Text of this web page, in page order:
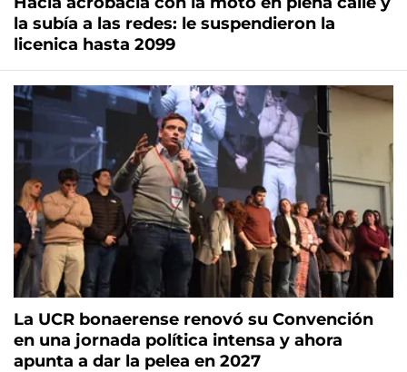
la subía a las redes: le suspendieron la
licenica hasta 2099
La UCR bonaerense renovó su Convención
en una jornada política intensa y ahora
apunta a dar la pelea en 2027